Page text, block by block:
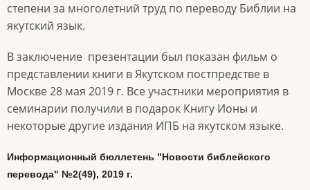
степени за многолетний труд по переводу Библии на
якутский язык.
В заключение презентации был показан фильм о
представлении книги в Якутском постпредстве в
Москве 28 мая 2019 г. Все участники мероприятия в
семинарии получили в подарок Книгу Ионы и
некоторые другие издания ИПБ на якутском языке.
Информационный бюллетень "Новости библейского
перевода" №2(49), 2019 г.